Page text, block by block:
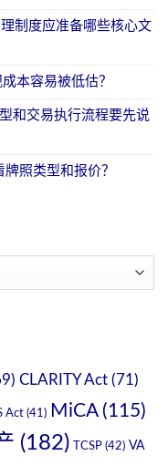
制度应准备哪些核心文
本容易被低估？
和交易执行流程要先说
照类型和报价？
CLARITY Act (71)
Act (41) MiCA(115)
(182) TCSP (42) VA